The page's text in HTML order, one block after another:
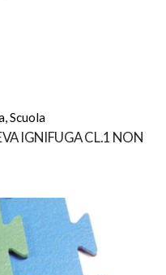
,Scuola
IGNIFUGA CL.1 NON